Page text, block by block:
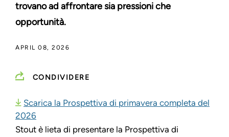
trovano ad affrontare sia pressioni che
opportunità.
APRIL 08, 2026
CONDIVIDERE
Scarica la Prospettiva di primavera completa del
2026
Stout è lieta di presentare la Prospettiva di